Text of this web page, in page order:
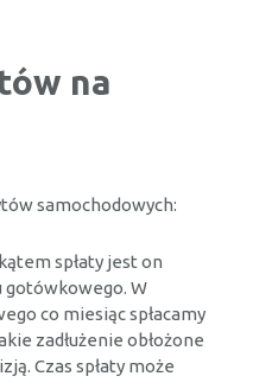
na
samochodowych:
spłaty jest on
gotówkowego. W
co miesiąc spłacamy
zadłużenie obłożone
Czas spłaty może